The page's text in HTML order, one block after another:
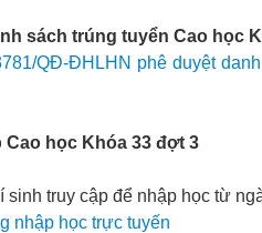
sách trúng tuyển Cao học
QĐ-ĐHLHN phê duyệt
học Khóa 33 đợt 3
sinh truy cập để nhập học từ
nhập học trực tuyến